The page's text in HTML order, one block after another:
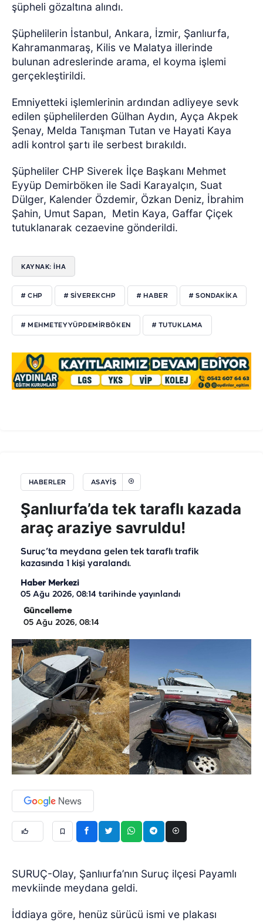
şüpheli gözaltına alındı.
Şüphelilerin İstanbul, Ankara, İzmir, Şanlıurfa,
Kahramanmaraş, Kilis ve Malatya illerinde
bulunan adreslerinde arama, el koyma işlemi
gerçekleştirildi.
Emniyetteki işlemlerinin ardından adliyeye sevk
edilen şüphelilerden Gülhan Aydın, Ayça Akpek
Şenay, Melda Tanışman Tutan ve Hayati Kaya
adli kontrol şartı ile serbest bırakıldı.
Şüpheliler CHP Siverek İlçe Başkanı Mehmet
Eyyüp Demirböken ile Sadi Karayalçın, Suat
Dülger, Kalender Özdemir, Özkan Deniz, İbrahim
Şahin, Umut Sapan, Metin Kaya, Gaffar Çiçek
tutuklanarak cezaevine gönderildi.
KAYNAK: İHA
# CHP # SIVEREKCHP # HABER # SONDAKIKA
# MEHMETEYYÜPDEMIRBÖKEN # TUTUKLAMA
HABERLER ASAYIŞ
Şanlıurfa’da tek taraflı kazada
araç araziye savruldu!
Suruç’ta meydana gelen tek taraflı trafik
kazasında 1 kişi yaralandı.
Haber Merkezi
05 Ağu 2026, 08:14 tarihinde yayınlandı
Güncelleme
05 Ağu 2026, 08:14
SURUÇ-Olay, Şanlıurfa’nın Suruç ilçesi Payamlı
mevkiinde meydana geldi.
İddiaya göre, henüz sürücü ismi ve plakası